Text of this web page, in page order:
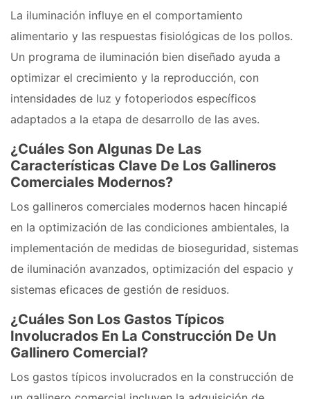
La iluminación influye en el comportamiento
alimentario y las respuestas fisiológicas de los pollos.
Un programa de iluminación bien diseñado ayuda a
optimizar el crecimiento y la reproducción, con
intensidades de luz y fotoperiodos específicos
adaptados a la etapa de desarrollo de las aves.
¿Cuáles Son Algunas De Las
Características Clave De Los Gallineros
Comerciales Modernos?
Los gallineros comerciales modernos hacen hincapié
en la optimización de las condiciones ambientales, la
implementación de medidas de bioseguridad, sistemas
de iluminación avanzados, optimización del espacio y
sistemas eficaces de gestión de residuos.
¿Cuáles Son Los Gastos Típicos
Involucrados En La Construcción De Un
Gallinero Comercial?
Los gastos típicos involucrados en la construcción de